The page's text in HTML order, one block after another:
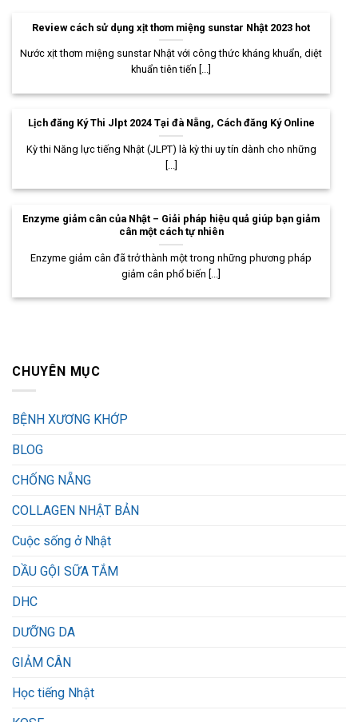
Review cách sử dụng xịt thơm miệng sunstar Nhật 2023 hot
Nước xịt thơm miệng sunstar Nhật với công thức kháng khuẩn, diệt
khuẩn tiên tiến [...]
Lịch đăng Ký Thi Jlpt 2024 Tại đà Nẵng, Cách đăng Ký Online
Kỳ thi Năng lực tiếng Nhật (JLPT) là kỳ thi uy tín dành cho những
[...]
Enzyme giảm cân của Nhật – Giải pháp hiệu quả giúp bạn giảm
cân một cách tự nhiên
Enzyme giảm cân đã trở thành một trong những phương pháp
giảm cân phổ biến [...]
CHUYÊN MỤC
BỆNH XƯƠNG KHỚP
BLOG
CHỐNG NẴNG
COLLAGEN NHẬT BẢN
Cuộc sống ở Nhật
DẦU GỘI SỮA TẮM
DHC
DƯỠNG DA
GIẢM CÂN
Học tiếng Nhật